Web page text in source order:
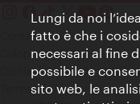
Contatti
Colophon
Dichiarazione sulla
Terms of Use
Lungi da noi
fatto è che i
necessari al fine
possibile e
sito web, le